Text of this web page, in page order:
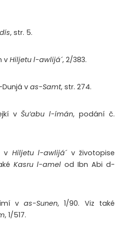
, str. 5.
v Hiljetu l-awlijá´, 2/383.
v as-Samt, str. 274.
vŠu’abu l-ímán, podání č.
v Hiljetu l-awlijá´v životopise
Kasru l-amel od Ibn Abi d-
vas-Sunen, 1/90. Viz také
, 1/517.